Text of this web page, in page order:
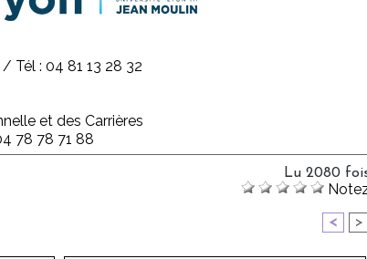
/ Tél : 04 81 13 28 32
et des Carrières
78 78 71 88
Lu 2080
< >